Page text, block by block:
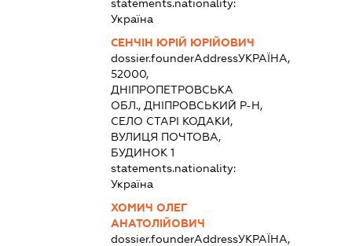
statements.nationality:
Україна
СЕНЧІН ЮРІЙ ЮРІЙОВИЧ
dossier.founderAddressУКРАЇНА,
52000,
ДНІПРОПЕТРОВСЬКА
ОБЛ., ДНІПРОВСЬКИЙ Р-Н,
СЕЛО СТАРІ КОДАКИ,
ВУЛИЦЯ ПОЧТОВА,
БУДИНОК 1
statements.nationality:
Україна
ХОМИЧ ОЛЕГ
АНАТОЛІЙОВИЧ
dossier.founderAddressУКРАЇНА,